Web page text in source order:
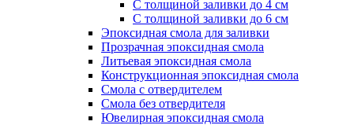
С толщиной заливки до 4 см
С толщиной заливки до 6 см
Эпоксидная смола для заливки
Прозрачная эпоксидная смола
Литьевая эпоксидная смола
Конструкционная эпоксидная смола
Смола с отвердителем
Смола без отвердителя
Ювелирная эпоксидная смола